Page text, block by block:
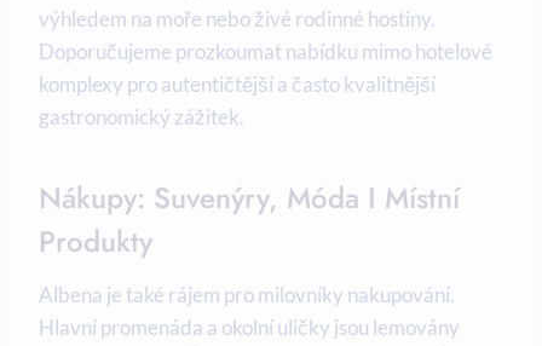
výhledem na moře nebo živé rodinné hostiny.
Doporučujeme prozkoumat nabídku mimo hotelové
komplexy pro autentičtější a často kvalitnější
gastronomický zážitek.
Nákupy: Suvenýry, Móda I Místní
Produkty
Albena je také rájem pro milovníky nakupování.
Hlavní promenáda a okolní uličky jsou lemovány